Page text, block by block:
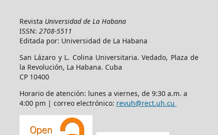
Revista Universidad de La Habana
ISSN: 2708-5511
Editada por: Universidad de La Habana
San Lázaro y L. Colina Universitaria. Vedado, Plaza de
la Revolución, La Habana. Cuba
CP 10400
Horario de atención: lunes a viernes, de 9:30 a.m. a
4:00 pm | correo electrónico: revuh@rect.uh.cu